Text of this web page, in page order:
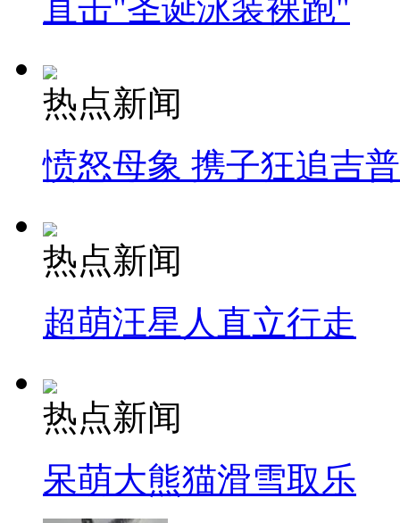
直击"圣诞泳装裸跑"
热点新闻
愤怒母象 携子狂追吉
热点新闻
超萌汪星人直立行走
热点新闻
呆萌大熊猫滑雪取乐